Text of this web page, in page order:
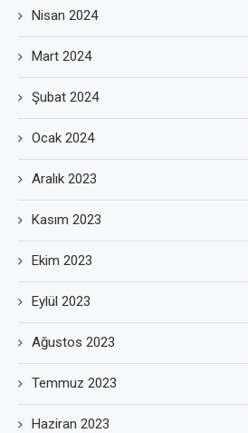
Nisan 2024
Mart 2024
Şubat 2024
Ocak 2024
Aralık 2023
Kasım 2023
Ekim 2023
Eylül 2023
Ağustos 2023
Temmuz 2023
Haziran 2023